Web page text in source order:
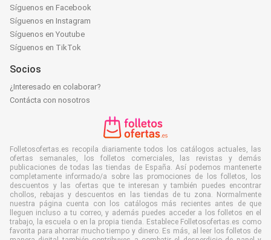
Síguenos en Facebook
Síguenos en Instagram
Síguenos en Youtube
Síguenos en TikTok
Socios
¿Interesado en colaborar?
Contácta con nosotros
Folletosofertas.es recopila diariamente todos los catálogos actuales, las
ofertas semanales, los folletos comerciales, las revistas y demás
publicaciones de todas las tiendas de España. Así podemos mantenerte
completamente informado/a sobre las promociones de los folletos, los
descuentos y las ofertas que te interesan y también puedes encontrar
chollos, rebajas y descuentos en las tiendas de tu zona. Normalmente
nuestra página cuenta con los catálogos más recientes antes de que
lleguen incluso a tu correo, y además puedes acceder a los folletos en el
trabajo, la escuela o en la propia tienda. Establece Folletosofertas.es como
favorita para ahorrar mucho tiempo y dinero. Es más, al leer los folletos de